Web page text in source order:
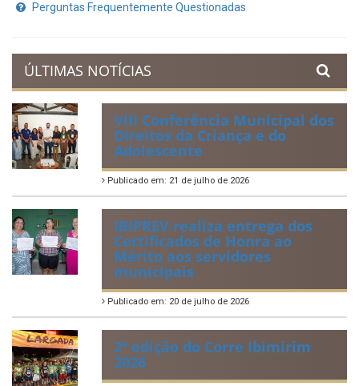
Perguntas Frequentemente Questionadas
ÚLTIMAS NOTÍCIAS
VIII Conferência Municipal dos
Direitos da Criança e do
Adolescente
Publicado em: 21 de julho de 2026
IBIPREV realiza entrega dos
Certificados de Honra ao
Mérito aos servidores
municipais
Publicado em: 20 de julho de 2026
2ª edição do Corre Ibimirim
2026